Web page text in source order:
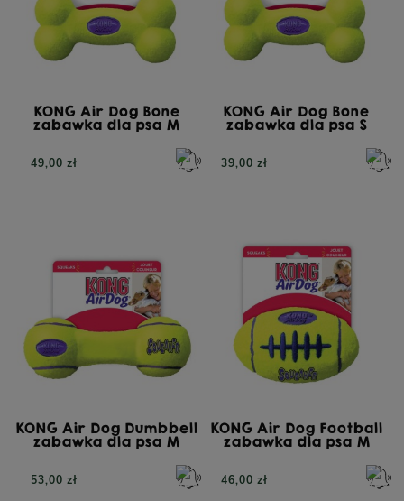
KONG Air Dog Bone
zabawka dla psa M
49,00 zł
KONG Air Dog Bone
zabawka dla psa S
39,00 zł
KONG Air Dog Dumbbell
zabawka dla psa M
53,00 zł
KONG Air Dog Football
zabawka dla psa M
46,00 zł